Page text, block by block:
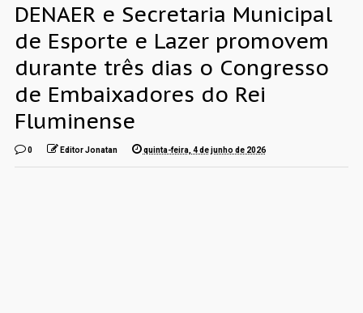
DENAER e Secretaria Municipal
de Esporte e Lazer promovem
durante três dias o Congresso
de Embaixadores do Rei
Fluminense
0 Editor Jonatan quinta-feira, 4 de junho de 2026